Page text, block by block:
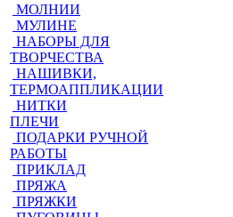
МОЛНИИ
МУЛИНЕ
НАБОРЫ ДЛЯ
ТВОРЧЕСТВА
НАШИВКИ,
ТЕРМОАППЛИКАЦИИ
НИТКИ
ПЛЕЧИ
ПОДАРКИ РУЧНОЙ
РАБОТЫ
ПРИКЛАД
ПРЯЖА
ПРЯЖКИ